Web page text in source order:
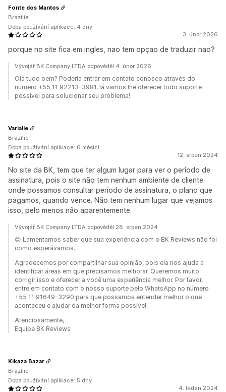
3. únor 2026
porque no site fica em ingles, nao tem opçao de traduzir nao?
Fonte dos Mantos
Brazílie
Doba používání aplikace: 4 dny
Vývojář BK Company LTDA odpověděl 4. únor 2026
Olá tudo bem? Poderia entrar em contato conosco através do
numero +55 11 92213-3981, lá vamos lhe oferecer todo suporte
possível para solucionar seu problema!
12. srpen 2024
No site da BK, tem que ter algum lugar para ver o período de
assinatura, pois o site não tem nenhum ambiente de cliente
onde possamos consultar período de assinatura, o plano que
pagamos, quando vence. Não tem nenhum lugar que vejamos
isso, pelo menos não aparentemente.
Varialle
Brazílie
Doba používání aplikace: 6 měsíci
Vývojář BK Company LTDA odpověděl 28. srpen 2024
😔 Lamentamos saber que sua experiência com o BK Reviews não foi
como esperávamos.
Agradecemos por compartilhar sua opinião, pois ela nos ajuda a
identificar áreas em que precisamos melhorar. Queremos muito
corrigir isso e oferecer a você uma experiência melhor. Por favor,
entre em contato com o nosso suporte pelo WhatsApp no número
+55 11 91649-3290 para que possamos entender melhor o que
aconteceu e ajudar da melhor forma possível.
Atenciosamente,
Equipe BK Reviews
4. leden 2024
Kikaza Bazar
Brazílie
Doba používání aplikace: 5 dny